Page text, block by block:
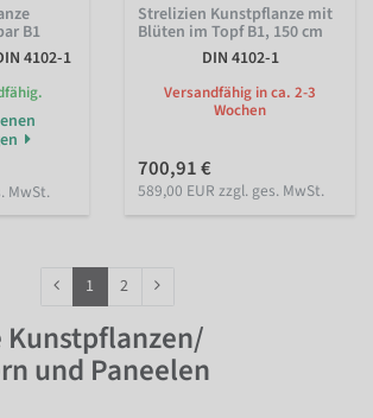
B1
4102-1
MwSt.
Strelizien Kunstpflanze mit
Blüten im Topf B1, 150 cm
DIN 4102-1
Versandfähig in ca. 2-3
Wochen
700,91 €
589,00 EUR zzgl. ges. MwSt.
1 2
Kunstpflanzen/
und Paneelen